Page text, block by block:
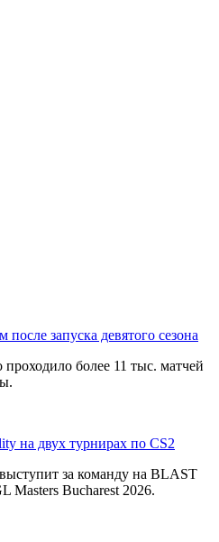
запуска девятого сезона
более 11 тыс. матчей
на двух турнирах по CS2
за команду на BLAST
Masters Bucharest 2026.